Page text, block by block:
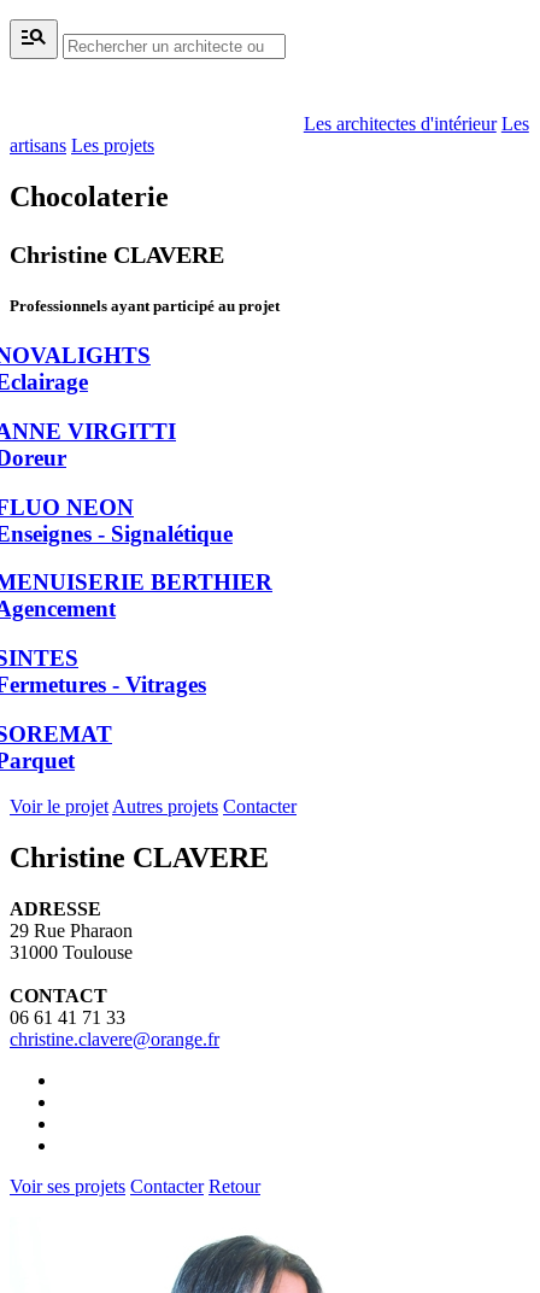
manage_search
Les architectes d'intérieur Les
artisans Les projets
Chocolaterie
Christine CLAVERE
Professionnels ayant participé au projet
VIRGITTI
NEON
- Signalétique
BERTHIER
- Vitrages
Voir le projetAutres projets Contacter
Christine CLAVERE
ADRESSE
29 Rue Pharaon
31000 Toulouse
CONTACT
06 61 41 71 33
christine.clavere@orange.fr
Voir ses projets Contacter Retour